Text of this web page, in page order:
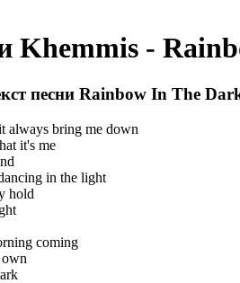
Khemmis -
песни Rainbow In The
always bring me down
it's me
in the light
hold
coming